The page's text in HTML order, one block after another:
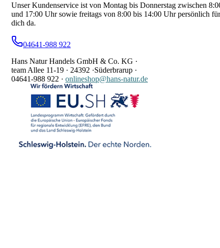
Unser Kundenservice ist von Montag bis Donnerstag zwischen
und 17:00 Uhr sowie freitags von 8:00 bis 14:00 Uhr persönlich für
dich da.
04641-988 922
Hans Natur Handels GmbH & Co. KG ·
team Allee 11-19 · 24392 ·Süderbrarup ·
04641-988 922 · onlineshop@hans-natur.de